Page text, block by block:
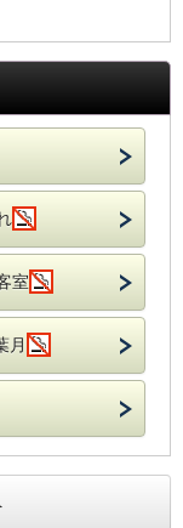
室
月